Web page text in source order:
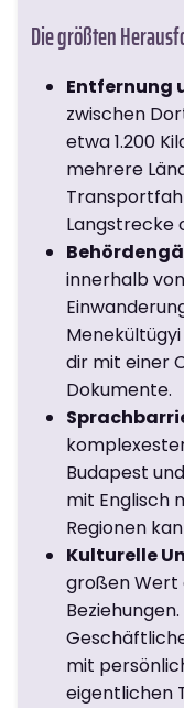
Die größten
Entfernung
zwischen
etwa 1.200
mehrere
Langstrecke
innerhalb
dir mit einer
Dokumente.
Budapest
mit Englisch
Regionen
Kulturelle
großen Wert
mit
eigentlichen